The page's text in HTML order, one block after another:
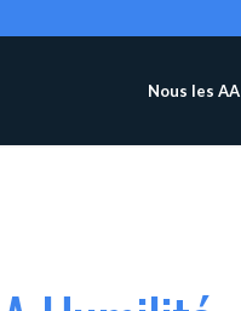
Nous les AA